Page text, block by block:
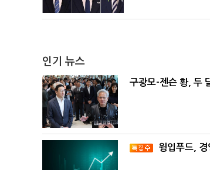
인기 뉴스
구광모-젠슨 황, 두
윙입푸드, 경